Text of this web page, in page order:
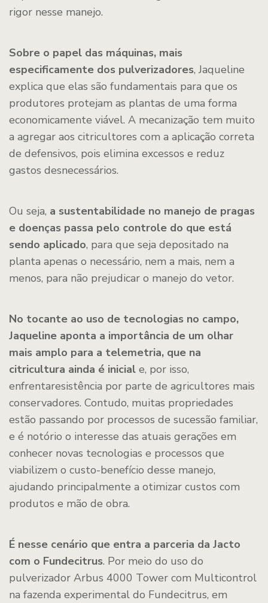
rigor nesse manejo.
Sobre o papel das máquinas, mais
especificamente dos pulverizadores, Jaqueline
explica que elas são fundamentais para que os
produtores protejam as plantas de uma forma
economicamente viável. A mecanização tem muito
a agregar aos citricultores com a aplicação correta
de defensivos, pois elimina excessos e reduz
gastos desnecessários.
Ou seja, a sustentabilidade no manejo de pragas
e doenças passa pelo controle do que está
sendo aplicado, para que seja depositado na
planta apenas o necessário, nem a mais, nem a
menos, para não prejudicar o manejo do vetor.
No tocante ao uso de tecnologias no campo,
Jaqueline aponta a importância de um olhar
mais amplo para a telemetria, que na
citricultura ainda é inicial e, por isso,
enfrentaresistência por parte de agricultores mais
conservadores. Contudo, muitas propriedades
estão passando por processos de sucessão familiar,
e é notório o interesse das atuais gerações em
conhecer novas tecnologias e processos que
viabilizem o custo-benefício desse manejo,
ajudando principalmente a otimizar custos com
produtos e mão de obra.
É nesse cenário que entra a parceria da Jacto
com o Fundecitrus. Por meio do uso do
pulverizador Arbus 4000 Tower com Multicontrol
na fazenda experimental do Fundecitrus, em